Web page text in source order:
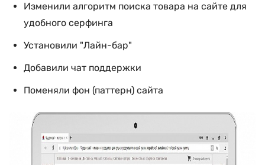
Изменили алгоритм поиска товара на сайте для
удобного серфинга
Установили "Лайн-бар"
Добавили чат поддержки
Поменяли фон (паттерн) сайта